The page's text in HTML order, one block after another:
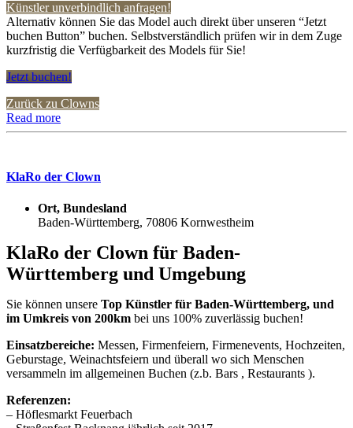
Künstler unverbindlich anfragen!
Alternativ können Sie das Model auch direkt über unseren “Jetzt
buchen Button” buchen. Selbstverständlich prüfen wir in dem Zuge
kurzfristig die Verfügbarkeit des Models für Sie!
Jetzt buchen!
Zurück zu Clowns
Read more
KlaRo der Clown
Ort, Bundesland
Baden-Württemberg, 70806 Kornwestheim
KlaRo der Clown für Baden-
Württemberg und Umgebung
Sie können unsere Top Künstler für Baden-Württemberg, und
im Umkreis von 200km bei uns 100% zuverlässig buchen!
Einsatzbereiche: Messen, Firmenfeiern, Firmenevents, Hochzeiten,
Geburstage, Weinachtsfeiern und überall wo sich Menschen
versammeln im allgemeinen Buchen (z.b. Bars , Restaurants ).
Referenzen:
– Höflesmarkt Feuerbach